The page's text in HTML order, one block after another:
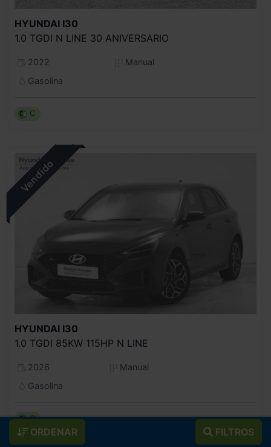
ORDENAR FILTROS
HYUNDAI I30
1.0 TGDI N LINE 30 ANIVERSARIO
2022
Manual
Gasolina
C
HYUNDAI I30
1.0 TGDI 85KW 115HP N LINE
2026
Manual
Gasolina
C